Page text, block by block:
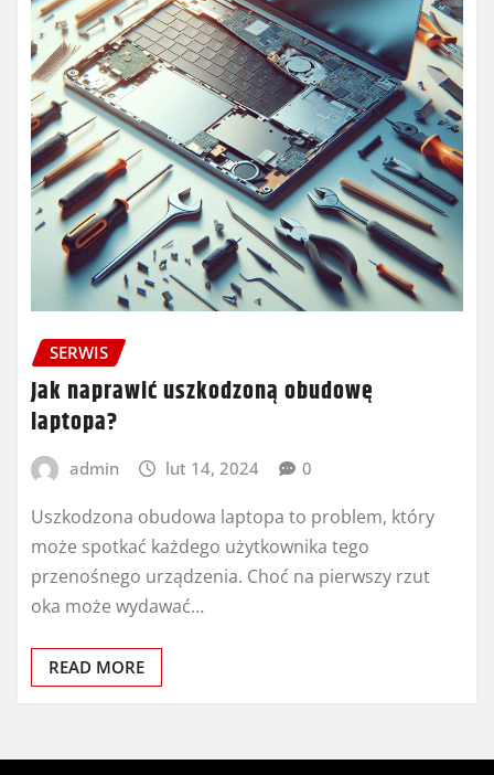
SERWIS
Jak naprawić uszkodzoną obudowę
laptopa?
admin lut 14, 2024 0
Uszkodzona obudowa laptopa to problem, który
może spotkać każdego użytkownika tego
przenośnego urządzenia. Choć na pierwszy rzut
oka może wydawać…
READ MORE